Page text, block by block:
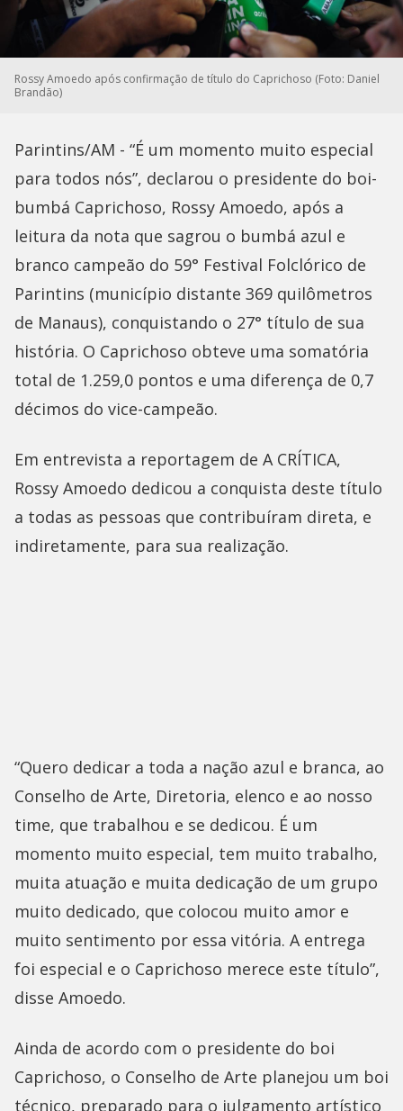
Rossy Amoedo após confirmação de título do Caprichoso (Foto: Daniel
Brandão)
Parintins/AM - “É um momento muito especial
para todos nós”, declarou o presidente do boi-
bumbá Caprichoso, Rossy Amoedo, após a
leitura da nota que sagrou o bumbá azul e
branco campeão do 59° Festival Folclórico de
Parintins (município distante 369 quilômetros
de Manaus), conquistando o 27° título de sua
história. O Caprichoso obteve uma somatória
total de 1.259,0 pontos e uma diferença de 0,7
décimos do vice-campeão.
Em entrevista a reportagem de A CRÍTICA,
Rossy Amoedo dedicou a conquista deste título
a todas as pessoas que contribuíram direta, e
indiretamente, para sua realização.
“Quero dedicar a toda a nação azul e branca, ao
Conselho de Arte, Diretoria, elenco e ao nosso
time, que trabalhou e se dedicou. É um
momento muito especial, tem muito trabalho,
muita atuação e muita dedicação de um grupo
muito dedicado, que colocou muito amor e
muito sentimento por essa vitória. A entrega
foi especial e o Caprichoso merece este título”,
disse Amoedo.
Ainda de acordo com o presidente do boi
Caprichoso, o Conselho de Arte planejou um boi
técnico, preparado para o julgamento artístico